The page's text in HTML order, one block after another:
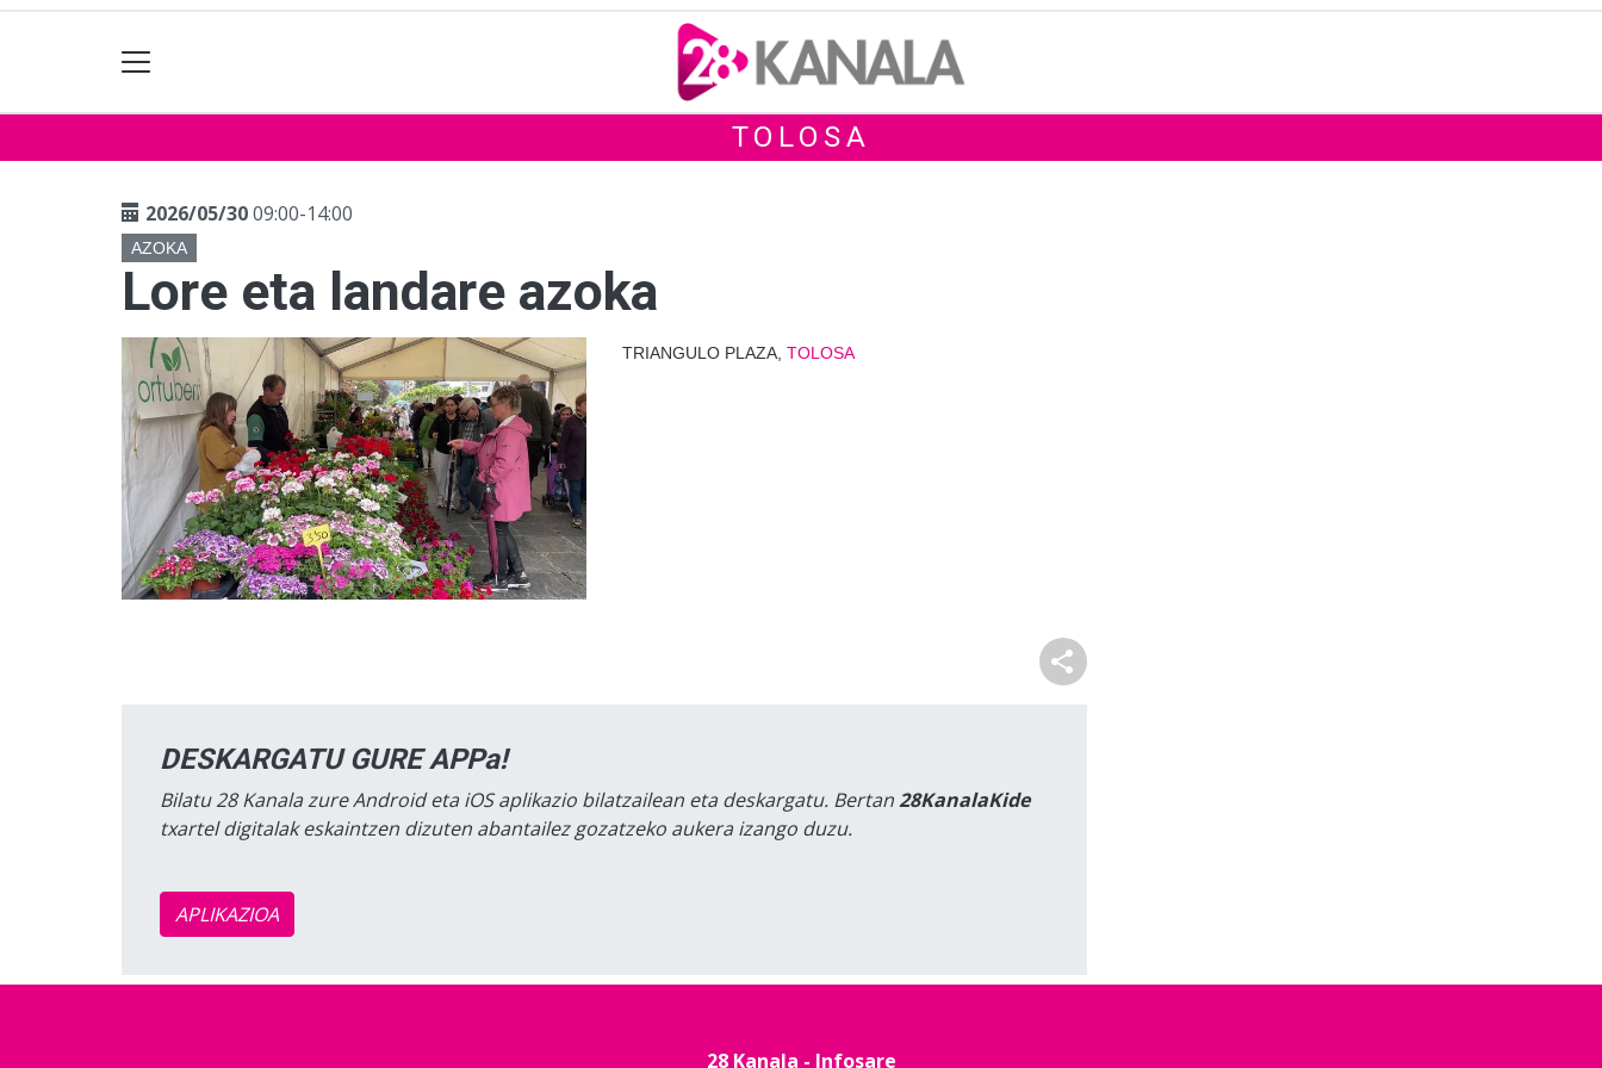
TOLOSA
2026/05/3009:00-14:00
AZOKA
Lore eta landare azoka
TRIANGULO PLAZA, TOLOSA
DESKARGATU GURE APPa!
Bilatu 28 Kanala zure Android eta iOS aplikazio bilatzailean eta deskargatu. Bertan28KanalaKide
txartel digitalak eskaintzen dizuten abantailez gozatzeko aukera izango duzu.
APLIKAZIOA
28 Kanala - Infosare